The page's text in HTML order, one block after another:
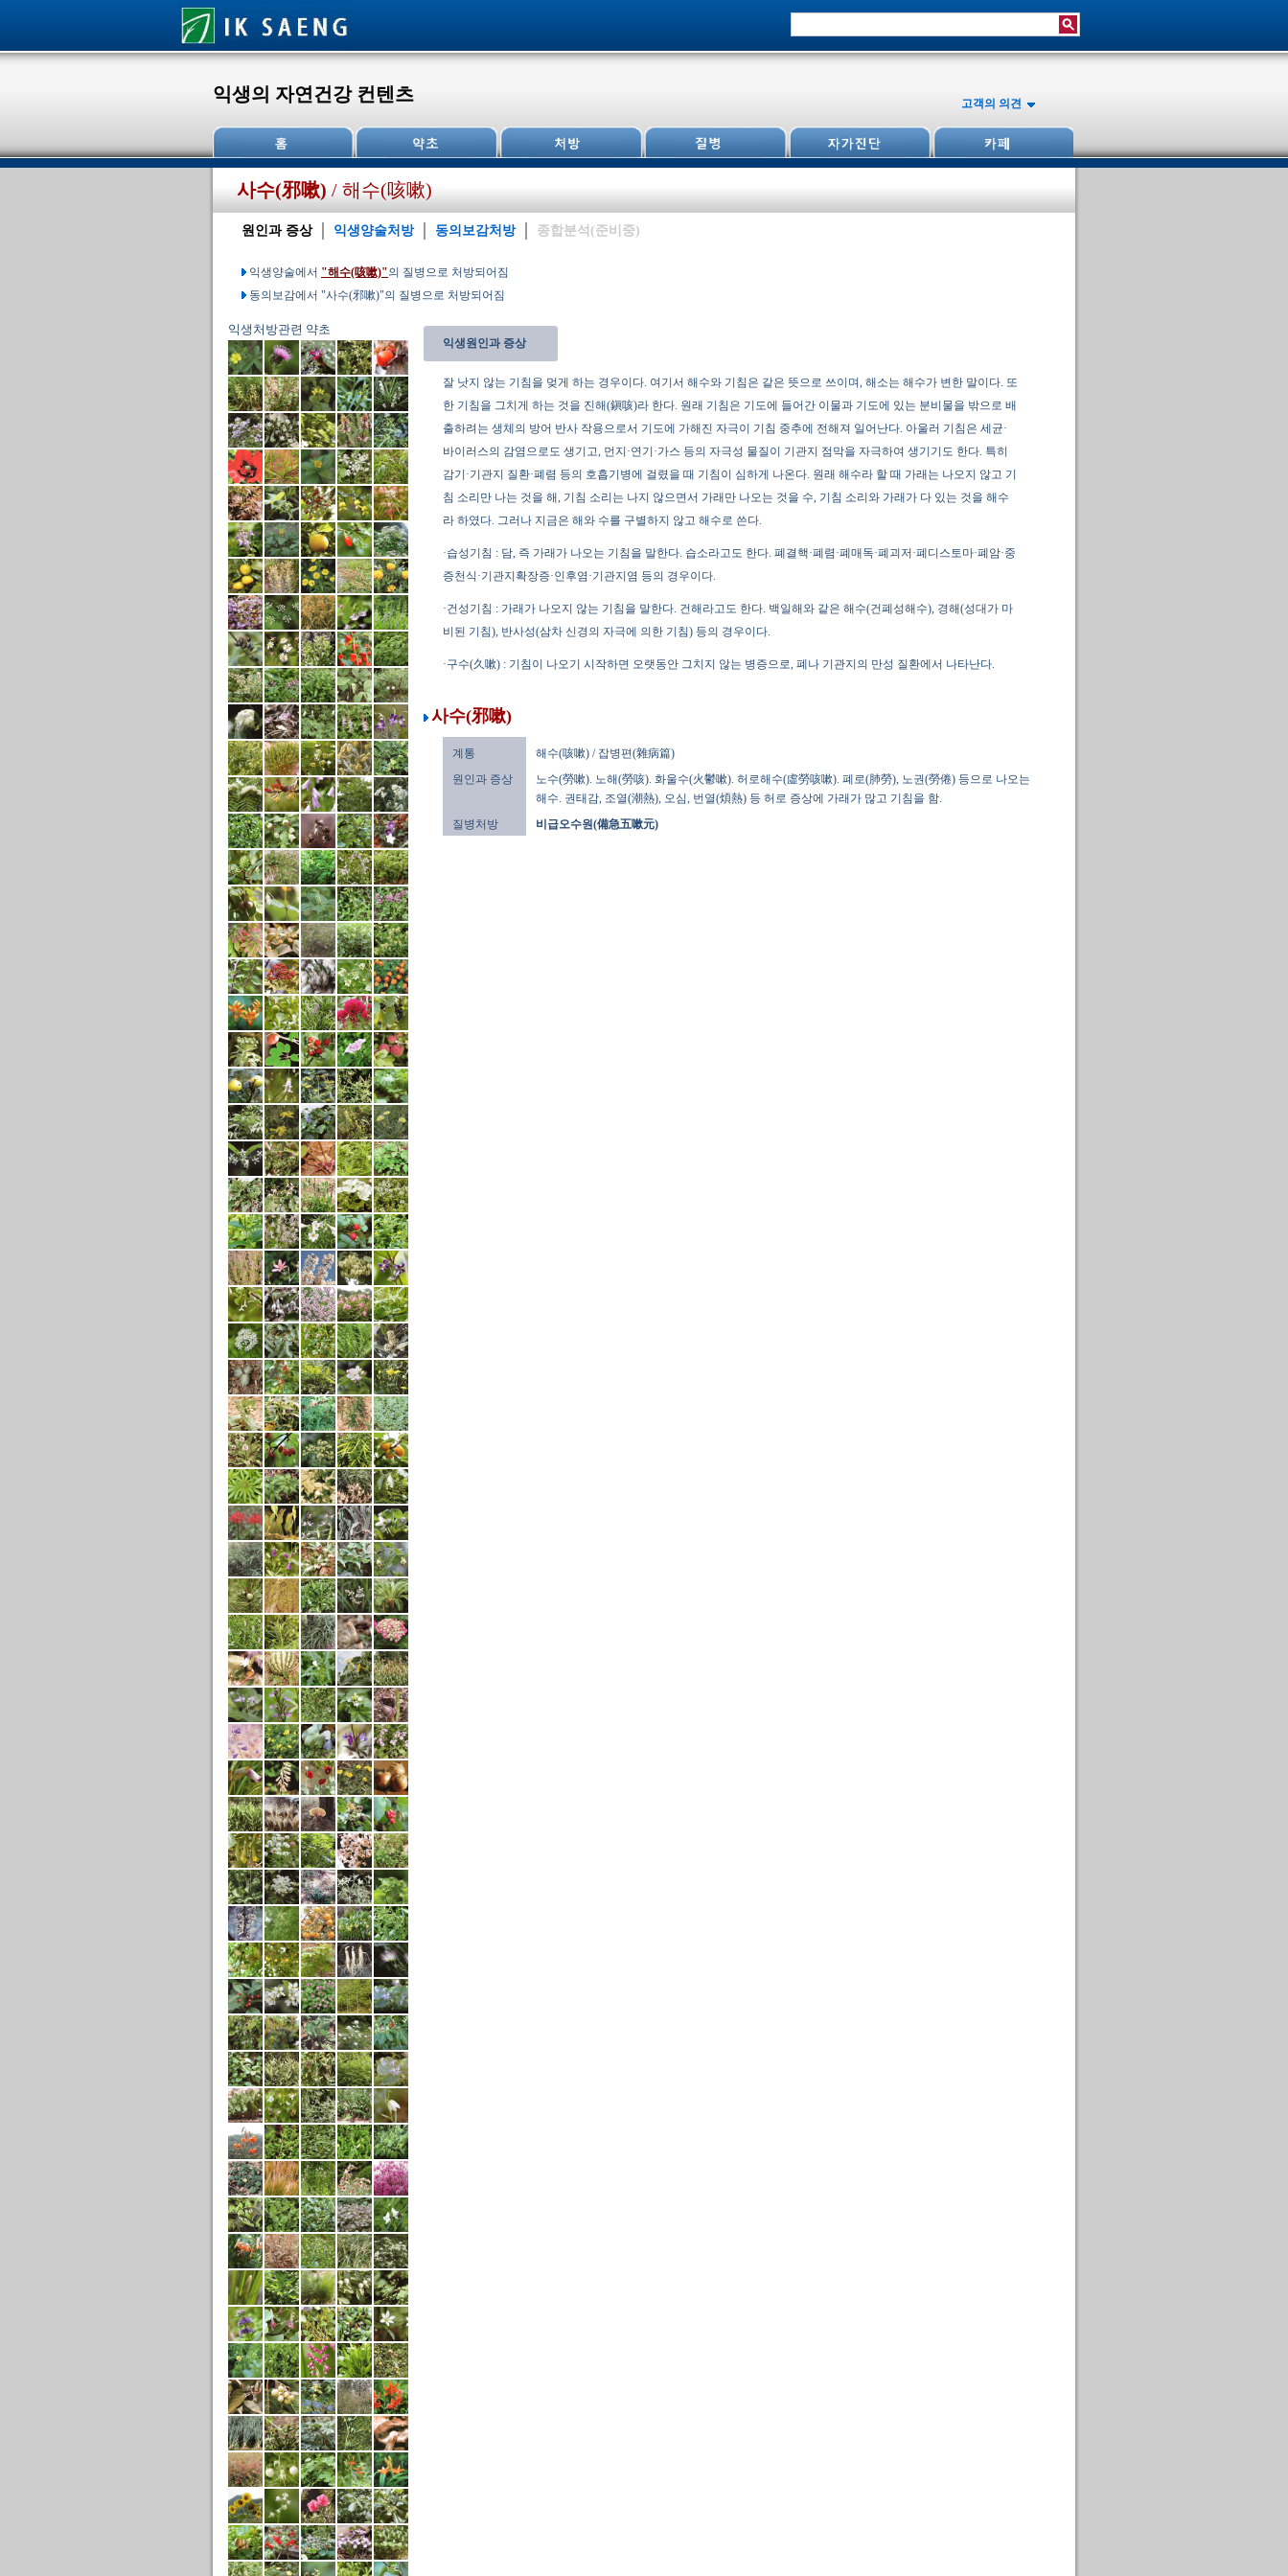
익생의 자연건강 컨텐츠 고객의 의견
사수(邪嗽) / 해수(咳嗽)
원인과 증상 익생양술처방 동의보감처방 종합분석(준비중)
익생양술에서 "해수(咳嗽)"의 질병으로 처방되어짐
동의보감에서 "사수(邪嗽)"의 질병으로 처방되어짐
익생처방관련 약초
익생원인과 증상
잘 낫지 않는 기침을 멎게 하는 경우이다. 여기서 해수와 기침은 같은 뜻으로 쓰이며, 해소는 해수가 변한 말이다. 또
한 기침을 그치게 하는 것을 진해(鎭咳)라 한다. 원래 기침은 기도에 들어간 이물과 기도에 있는 분비물을 밖으로 배
출하려는 생체의 방어 반사 작용으로서 기도에 가해진 자극이 기침 중추에 전해져 일어난다. 아울러 기침은 세균·
바이러스의 감염으로도 생기고, 먼지·연기·가스 등의 자극성 물질이 기관지 점막을 자극하여 생기기도 한다. 특히
감기·기관지 질환·폐렴 등의 호흡기병에 걸렸을 때 기침이 심하게 나온다. 원래 해수라 할 때 가래는 나오지 않고 기
침 소리만 나는 것을 해, 기침 소리는 나지 않으면서 가래만 나오는 것을 수, 기침 소리와 가래가 다 있는 것을 해수
라 하였다. 그러나 지금은 해와 수를 구별하지 않고 해수로 쓴다.
·습성기침 : 담, 즉 가래가 나오는 기침을 말한다. 습소라고도 한다. 폐결핵·폐렴·폐매독·폐괴저·폐디스토마·폐암·중
증천식·기관지확장증·인후염·기관지염 등의 경우이다.
·건성기침 : 가래가 나오지 않는 기침을 말한다. 건해라고도 한다. 백일해와 같은 해수(건폐성해수), 경해(성대가 마
비된 기침), 반사성(삼차 신경의 자극에 의한 기침) 등의 경우이다.
·구수(久嗽) : 기침이 나오기 시작하면 오랫동안 그치지 않는 병증으로, 폐나 기관지의 만성 질환에서 나타난다.
사수(邪嗽)
계통
해수(咳嗽) / 잡병편(雜病篇)
원인과 증상
노수(勞嗽). 노해(勞咳). 화울수(火鬱嗽). 허로해수(虛勞咳嗽). 폐로(肺勞), 노권(勞倦) 등으로 나오는
해수. 권태감, 조열(潮熱), 오심, 번열(煩熱) 등 허로 증상에 가래가 많고 기침을 함.
질병처방
비급오수원(備急五嗽元)